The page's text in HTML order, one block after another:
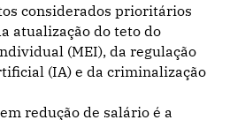
considerados prioritários
atualização do teto do
(MEI), da regulação
(IA) e da criminalização
redução de salário é a